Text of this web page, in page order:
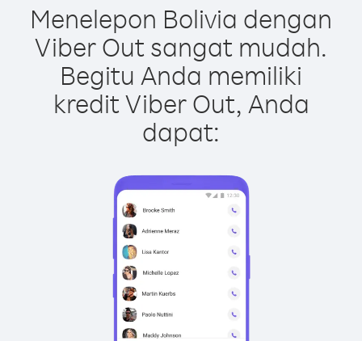
Menelepon Bolivia dengan
Viber Out sangat mudah.
Begitu Anda memiliki
kredit Viber Out, Anda
dapat: